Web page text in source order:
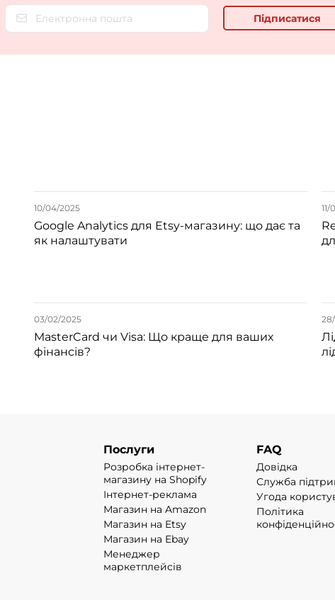
10/04/2025
Google Analytics для Etsy-магазину: що дає та
як налаштувати
11/
03/02/2025
MasterCard чи Visa: Що краще для ваших
фінансів?
Послуги
Розробка інтернет-
магазину на Shopify
Інтернет-реклама
Магазин на Amazon
Магазин на Etsy
Магазин на Ebay
Менеджер
маркетплейсів
FAQ
Довідка
Служба
Угода
Політика